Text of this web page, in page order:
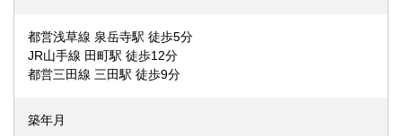
都営浅草線 泉岳寺駅 徒歩5分
JR山手線 田町駅 徒歩12分
都営三田線 三田駅 徒歩9分
築年月